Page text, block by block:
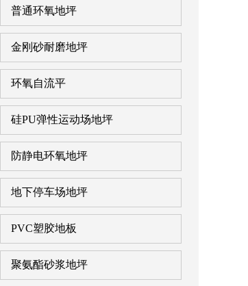
普通环氧地坪
金刚砂耐磨地坪
环氧自流平
硅PU弹性运动场地坪
防静电环氧地坪
地下停车场地坪
PVC塑胶地板
聚氨酯砂浆地坪